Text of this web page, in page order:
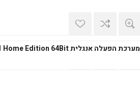
מערכת הפעלה אנגלית Windows 11 Home Edition 64Bit